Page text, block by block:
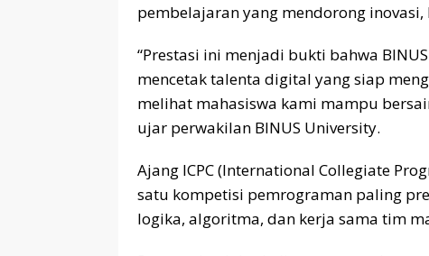
pembelajaran yang mendorong
“Prestasi ini menjadi bukti bahwa
mencetak talenta digital yang siap
melihat mahasiswa kami mampu
ujar perwakilan BINUS University.
Ajang ICPC (International Collegiate
satu kompetisi pemrograman paling
logika, algoritma, dan kerja sama tim